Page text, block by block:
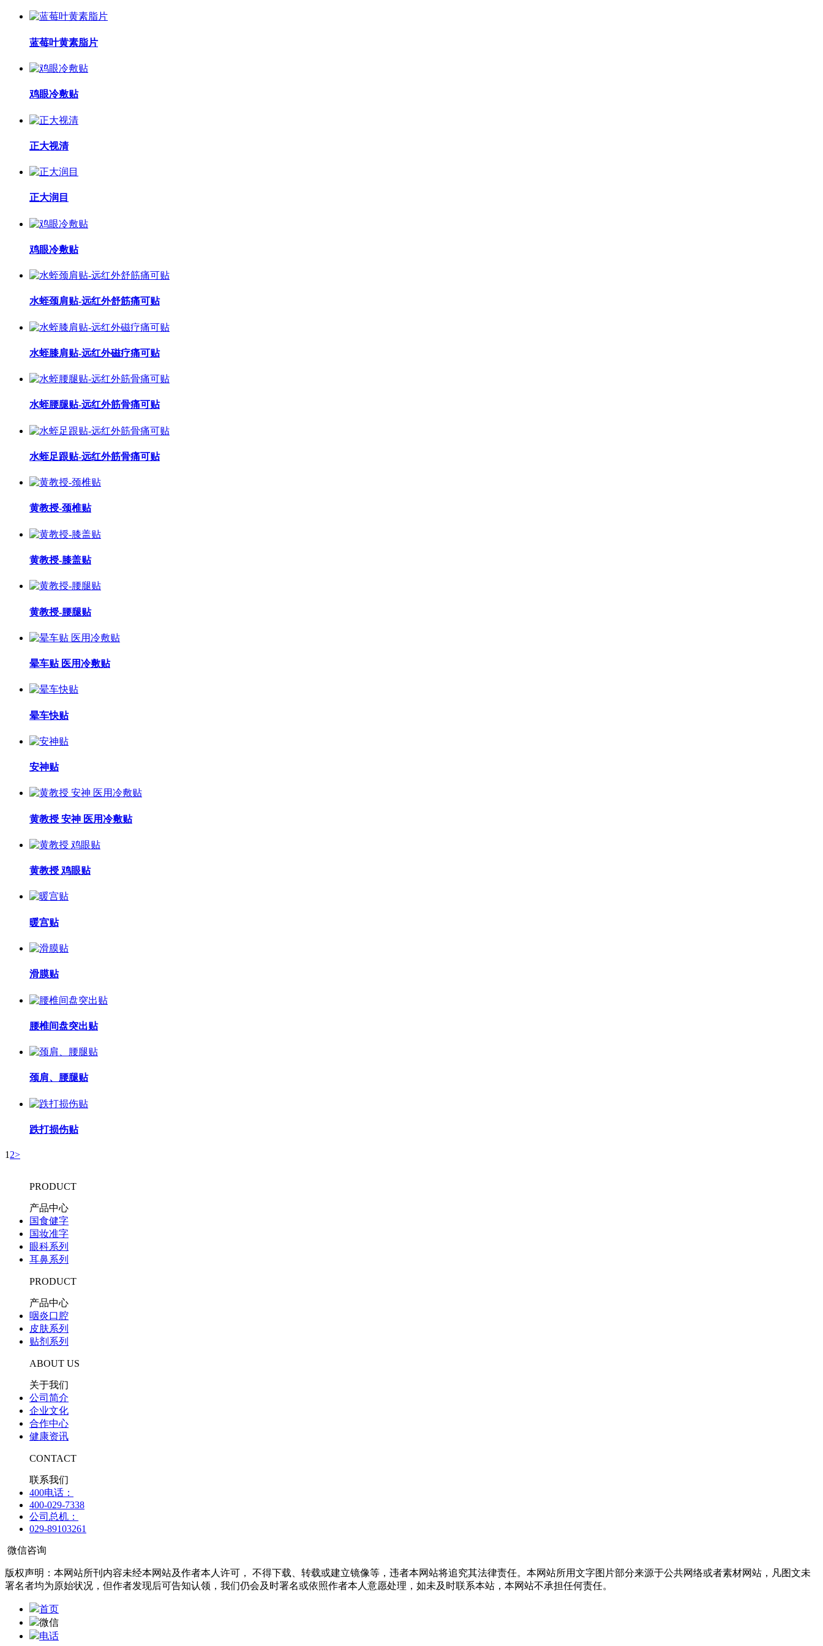
蓝莓叶黄素脂片
鸡眼冷敷贴
正大视清
正大润目
鸡眼冷敷贴
水蛭颈肩贴-远红外舒筋痛可贴
水蛭膝肩贴-远红外磁疗痛可贴
水蛭腰腿贴-远红外筋骨痛可贴
水蛭足跟贴-远红外筋骨痛可贴
黄教授-颈椎贴
黄教授-膝盖贴
黄教授-腰腿贴
晕车贴 医用冷敷贴
晕车快贴
安神贴
黄教授 安神 医用冷敷贴
黄教授 鸡眼贴
暖宫贴
滑膜贴
腰椎间盘突出贴
颈肩、腰腿贴
跌打损伤贴
1 2>
PRODUCT
产品中心
国食健字
国妆准字
眼科系列
耳鼻系列
PRODUCT
产品中心
咽炎口腔
皮肤系列
贴剂系列
ABOUT US
关于我们
公司简介
企业文化
合作中心
健康资讯
CONTACT
联系我们
400电话：
400-029-7338
公司总机：
029-89103261
微信咨询
版权声明：本网站所刊内容未经本网站及作者本人许可， 不得下载、转载或建立镜像等，违者本网站将追究其法律责任。本网站所用文字图片部分来源于公共网络或者素材网站，凡图文未
署名者均为原始状况，但作者发现后可告知认领，我们仍会及时署名或依照作者本人意愿处理，如未及时联系本站，本网站不承担任何责任。
首页
微信
电话